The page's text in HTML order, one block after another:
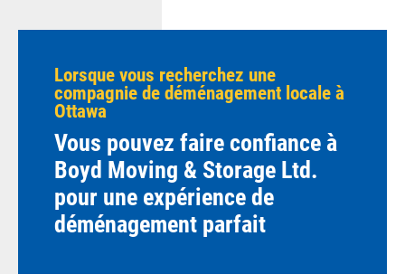
Lorsque vous recherchez une
compagnie de déménagement locale à
Ottawa
Vous pouvez faire confiance à
Boyd Moving & Storage Ltd.
pour une expérience de
déménagement parfait